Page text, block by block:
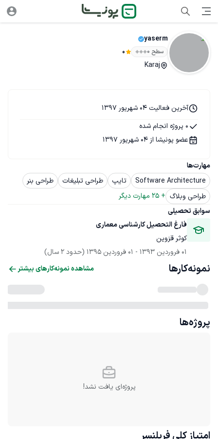
yaserm
سطح ۰ 0
Karaj
مهارت‌ها
Software Architecture
تایپ طراحی تبلیغات
طراحی بنر
طراحی وبلاگ +
25 مهارت دیگر
سوابق تحصیلی
فارغ التحصیل کارشناسی معماری
کوثر قزوین
01 فروردین 1393
- 01 فروردین 1395 (حدود 2 سال)
آخرین فعالیت 04 شهریور 1397
0 پروژه انجام شده
عضو پونیشا از 04 شهریور 1397
نمونه‌کارها مشاهده نمونه‌کارهای بیشتر
پروژه‌ها
پروژه‌ای یافت نشد!